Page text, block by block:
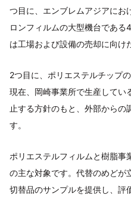
つ目に、エンブレムアジアにお
ロンフィルムの大型機台であ
は工場および設備の売却に向け
2つ目に、ポリエステルチップ
現在、岡崎事業所で生産してい
止する方針のもと、外部からの
す。
ポリエステルフィルムと樹脂事
の主な対象です。代替のめどが
切替品のサンプルを提供し、評